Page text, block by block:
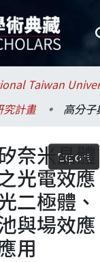
Collections
計畫
Export
奈米晶體
光電效應
二極體、
與場效應
用